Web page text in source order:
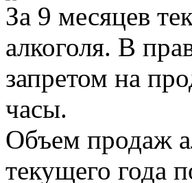
За 9 месяцев
алкоголя. В
запретом на
часы.
Объем продаж
текущего года